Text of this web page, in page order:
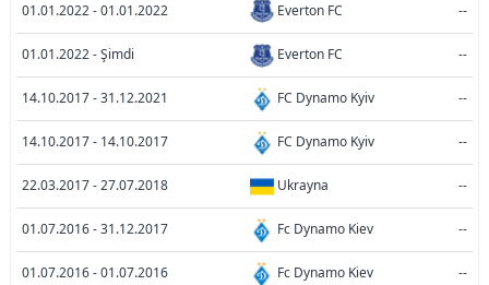
01.01.2022 - 01.01.2022 Everton FC --
01.01.2022 - Şimdi Everton FC --
14.10.2017 - 31.12.2021 FC Dynamo Kyiv --
14.10.2017 - 14.10.2017 FC Dynamo Kyiv --
22.03.2017 - 27.07.2018 Ukrayna --
01.07.2016 - 31.12.2017 Fc Dynamo Kiev --
01.07.2016 - 01.07.2016 Fc Dynamo Kiev --